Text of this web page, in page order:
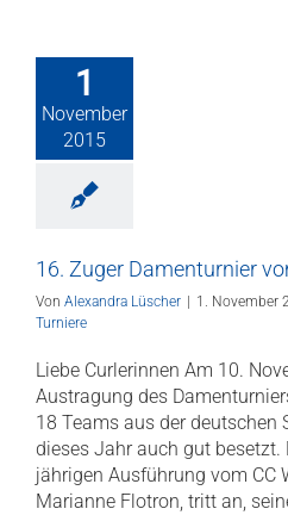
1
November
2015
16. Zuger Damenturnier
Von Alexandra Lüscher 1. November
Turniere
Liebe Curlerinnen Am 10.
Austra­gung des
18 Teams aus der deut­schen
dieses Jahr auch gut
jährigen Ausfüh­rung vom CC
Marianne Flotron, tritt an,